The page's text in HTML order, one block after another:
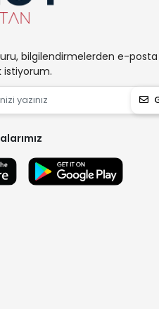
bilgilendirmelerden e-posta
istiyorum.